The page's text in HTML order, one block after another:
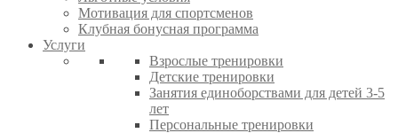
Мотивация для спортсменов
Клубная бонусная программа
Услуги
Взрослые тренировки
Детские тренировки
Занятия единоборствами для детей 3-5
лет
Персональные тренировки